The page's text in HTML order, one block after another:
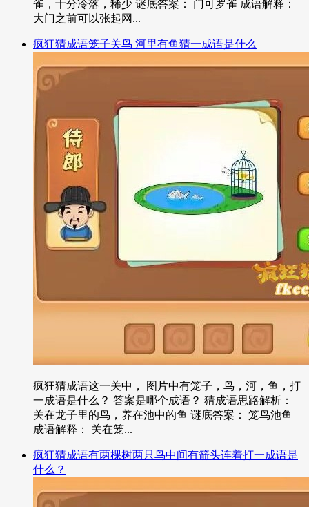
雀，十分冷落，稀少 谜底答案： 门可罗雀 成语解释：
大门之前可以张起网...
疯狂猜成语笼子关鸟 河里有鱼猜一成语是什么
疯狂猜成语这一关中， 图片中有笼子，鸟，河，鱼，打
一成语是什么？ 答案是哪个成语？ 猜成语思路解析：
关在龙子里的鸟，养在池中的鱼 谜底答案： 笼鸟池鱼
成语解释： 关在笼...
疯狂猜成语有两棵树两只鸟中间有箭头连着打一成语是
什么？